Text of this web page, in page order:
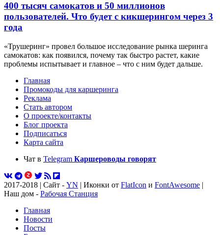
400 тысяч самокатов и 50 миллионов
пользователей. Что будет с кикшерингом через 3
года
«Трушеринг» провел большое исследование рынка шеринга
самокатов: как появился, почему так быстро растет, какие
проблемы испытывает и главное – что с ним будет дальше.
Главная
Промокоды для каршеринга
Реклама
Стать автором
О проекте/контакты
Блог проекта
Подписаться
Карта сайта
Чат в Telegram Каршероводы говорят
2017-2018 | Сайт - YN | Иконки от FlatIcon и FontAwesome |
Наш дом - Рабочая Станция
Главная
Новости
Посты